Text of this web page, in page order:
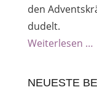
den
dudelt.
Weiterlesen …
NEUESTE